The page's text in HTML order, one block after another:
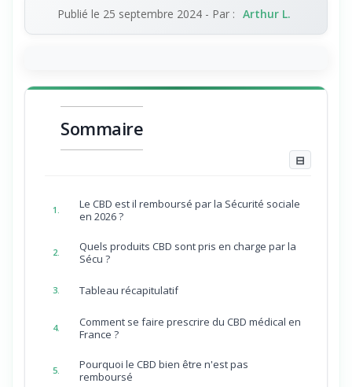
Publié le 25 septembre 2024- Par : Arthur L.
Sommaire
⊟
1.
Le CBD est il remboursé par la Sécurité sociale
en 2026 ?
2.
Quels produits CBD sont pris en charge par la
Sécu ?
3. Tableau récapitulatif
4.
Comment se faire prescrire du CBD médical en
France ?
5.
Pourquoi le CBD bien être n'est pas
remboursé